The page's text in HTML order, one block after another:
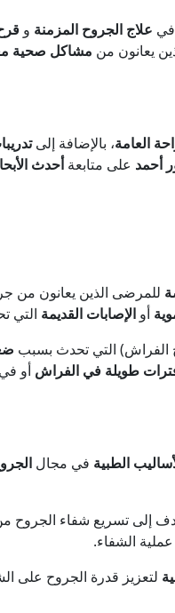
في علاج الجروح المزمنة و
يعانون من مشاكل صحية
العامة، بالإضافة إلى
أحمد على متابعةأحدث
للمرضى الذين يعانون من
أو الإصابات القديمة التي
الفراش) التي تحدث بسبب
طويلة في الفراش أو
الطبية في مجال
إلى تسريع شفاء
الشفاء.
لتعزيز قدرة الجروح على